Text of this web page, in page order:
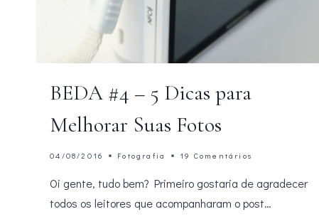
BEDA #4 – 5 Dicas para
Melhorar Suas Fotos
04/08/2016 Fotografia 19 Comentários
Oi gente, tudo bem? Primeiro gostaria de agradecer
todos os leitores que acompanharam o post…